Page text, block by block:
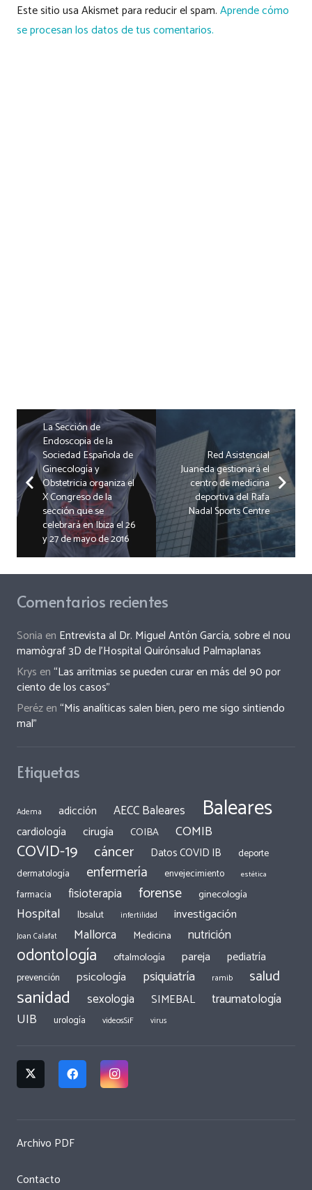
Este sitio usa Akismet para reducir el spam.Aprende cómo
se procesan los datos de tus comentarios.
La Sección de
Endoscopia de la
Sociedad Española de
Ginecología y
Obstetricia organiza el
X Congreso de la
sección que se
celebrará en Ibiza el 26
y 27 de mayo de 2016
Red Asistencial
Juaneda gestionará el
centro de medicina
deportiva del Rafa
Nadal Sports Centre
Comentarios recientes
Sonia en Entrevista al Dr. Miguel Antón García, sobre el nou
mamògraf 3D de l’Hospital Quirónsalud Palmaplanas
Krys en“Las arritmias se pueden curar en más del 90 por
ciento de los casos”
Perézen“Mis analíticas salen bien, pero me sigo sintiendo
mal”
Etiquetas
Adema adicción AECC Baleares Baleares
cardiología cirugía COIBA COMIB
COVID-19 cáncer Datos COVID IB
deporte
dermatología
enfermería envejecimiento estética
farmacia fisioterapia forense ginecología
Hospital Ibsalut infertilidad investigación
Joan Calafat Mallorca Medicina nutrición
odontología oftalmología pareja pediatría
prevención psicología psiquiatría ramib salud
sanidad sexologia SIMEBAL traumatología
UIB urología videosSiF virus
Archivo PDF
Contacto